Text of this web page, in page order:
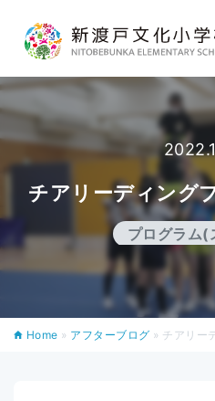
教育内容
学校生活
入学案内
チアリーディング
プログラム(
Home » アフターブログ » チアリー